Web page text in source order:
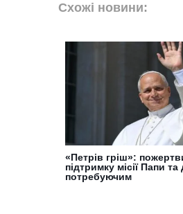
Схожі новини:
«Петрів гріш»:
підтримку місії Папи
потребуючим